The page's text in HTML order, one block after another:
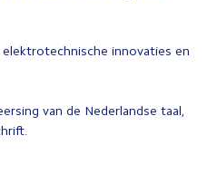
innovaties en
van de Nederlandse taal,